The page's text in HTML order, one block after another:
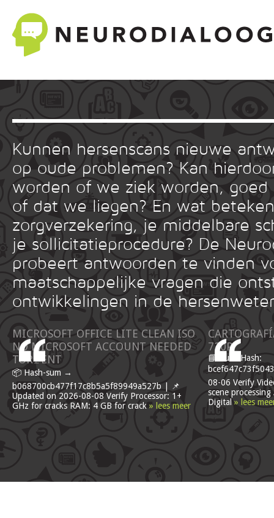
Kunnen hersenscans nieuwe
op oude problemen? Kan
worden of we ziek worden, goed
of dat we liegen? En wat
zorgverzekering, je middelbare
je sollicitatieprocedure? De
probeert antwoorden te vinden
maatschappelijke vragen die
ontwikkelingen in de
MICROSOFT OFFICE LITE CLEAN ISO
NO MICROSOFT ACCOUNT NEEDED
TOR𝚛ENT
📦 Hash-sum →
b068700cb477f17c8b5a5f89949a527b | 📌
Updated on 2026-08-08 Verify Processor: 1+
GHz for cracks RAM: 4 GB for crack » lees meer
720P
📘 Build Hash:
08-06 Verify
scene
Digital » lees